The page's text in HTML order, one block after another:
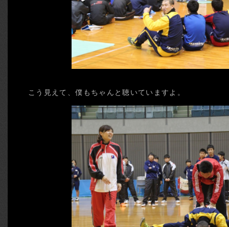
こう見えて、僕もちゃんと聴いていますよ。